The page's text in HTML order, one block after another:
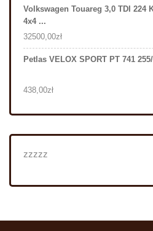
Volkswagen Touareg 3,0 TDI 224
4x4 ...
32500,00zł
Petlas VELOX SPORT PT 741
438,00zł
zzzzz